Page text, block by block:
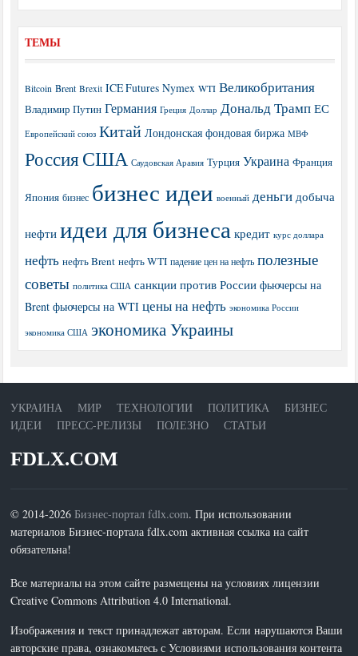
ТЕМЫ
Bitcoin Brent Brexit ICE Futures Nymex WTI Великобритания
Владимир Путин Германия Греция Доллар Дональд Трамп ЕС
Европейский союз Китай Лондонская фондовая биржа МВФ
РоссияСША Саудовская Аравия Турция Украина Франция
Япония бизнес бизнес идеи военный деньги добыча
нефти идеи для бизнеса кредит курс доллара
нефть нефть Brent нефть WTI падение цен на нефть полезные
советы политика США санкции против России фьючерсы на
Brent фьючерсы на WTI цены на нефть экономика России
экономика США экономика Украины
УКРАИНА МИР ТЕХНОЛОГИИ ПОЛИТИКА
БИЗНЕС
ИДЕИ
ПРЕСС-РЕЛИЗЫ ПОЛЕЗНО СТАТЬИ
FDLX.COM
© 2014-2026 Бизнес-портал fdlx.com. При использовании
материалов Бизнес-портала fdlx.com активная ссылка на сайт
обязательна!
Все материалы на этом сайте размещены на условиях лицензии
Creative Commons Attribution 4.0 International.
Изображения и текст принадлежат авторам. Если нарушаются Ваши
авторские права, ознакомьтесь с Условиями использования контента